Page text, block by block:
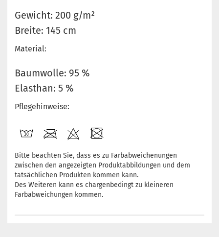
Gewicht: 200 g/m²
Breite: 145 cm
Material:
Baumwolle: 95 %
Elasthan: 5 %
Pflegehinweise:
Bitte beachten Sie, dass es zu Farbabweichenungen
zwischen den angezeigten Produktabbildungen und dem
tatsächlichen Produkten kommen kann.
Des Weiteren kann es chargenbedingt zu kleineren
Farbabweichungen kommen.